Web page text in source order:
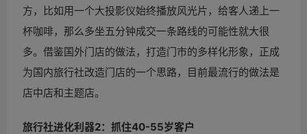
方，比如用一个大投影仪始终播放风光片，给客人递上一
杯咖啡，那么多坐五分钟成交一条路线的可能性就大很
多。借鉴国外门店的做法，打造门市的多样化形象，正成
为国内旅行社改造门店的一个思路，目前最流行的做法是
店中店和主题店。
旅行社进化利器2：抓住40-55岁客户